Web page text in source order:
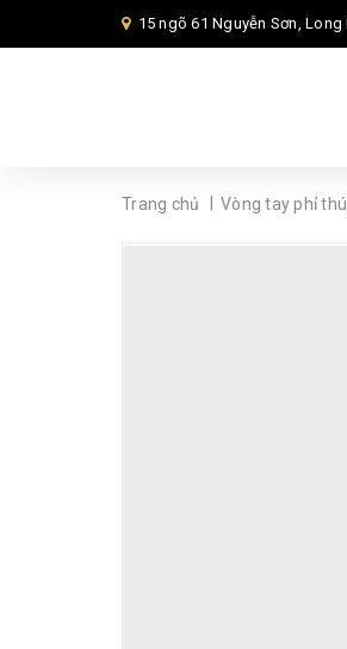
15 ngõ 61 Nguyễn Sơn, Long
Trang chủ Vòng tay phỉ